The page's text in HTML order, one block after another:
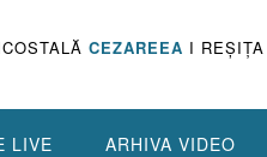
CEZAREEA I
LIVE ARHIVA VIDEO